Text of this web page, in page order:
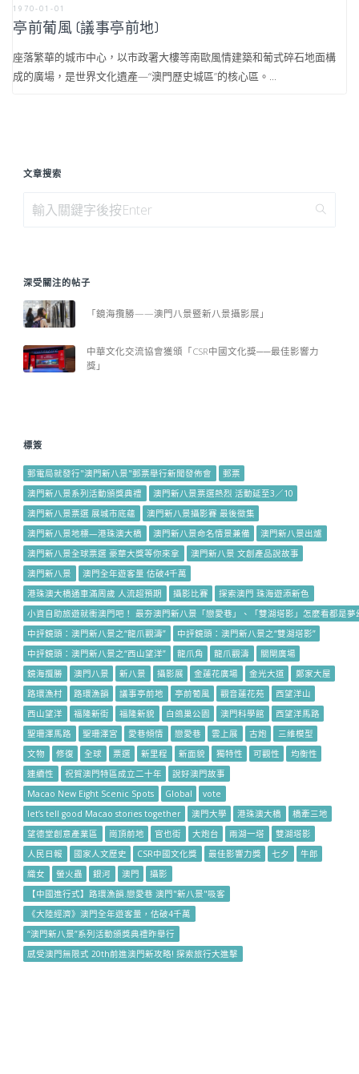
1970-01-01
亭前葡風 (議事亭前地)
座落繁華的城市中心，以市政署大樓等南歐風情建築和葡式碎石地面構
成的廣場，是世界文化遺產—“澳門歷史城區”的核心區。...
文章搜索
深受關注的帖子
「鏡海攬勝——澳門八景暨新八景攝影展」
中華文化交流協會獲頒「CSR中國文化獎──最佳影響力
獎」
標簽
郵電局就發行"澳門新八景"郵票舉行新聞發佈會
郵票
澳門新八景系列活動頒獎典禮
澳門新八景票選熱烈 活動延至3／10
澳門新八景票選 展城市底蘊
澳門新八景攝影賽 最後徵集
澳門新八景地標—港珠澳大橋
澳門新八景命名情景兼備
澳門新八景出爐
澳門新八景全球票選 豪華大獎等你來拿
澳門新八景 文創產品說故事
澳門新八景
澳門全年遊客量 估破4千萬
港珠澳大橋通車滿周歲 人流超預期
攝影比賽
探索澳門 珠海遊添新色
小資自助旅遊就衝澳門吧！ 最夯澳門新八景「戀愛巷」、「雙湖塔影」怎麼看都是夢
中評鏡頭：澳門新八景之“龍爪觀濤”
中評鏡頭：澳門新八景之“雙湖塔影”
中評鏡頭：澳門新八景之“西山望洋”
龍爪角 龍爪觀濤
關閘廣場
鏡海攬勝
澳門八景 新八景 攝影展 金蓮花廣場 金光大道
鄭家大屋
路環漁村
路環漁韻 議事亭前地 亭前葡風 觀音蓮花苑
西望洋山
西山望洋
福隆新街 福隆新貌 白鴿巢公園 澳門科學館
西望洋馬路
聖珊澤馬路
聖珊澤宮 愛巷傾情 戀愛巷 雲上展 古炮
三維模型
文物
修復 全球 票選 新里程 新面貌 獨特性 可觀性
均衡性
連續性
祝賀澳門特區成立二十年
說好澳門故事
Macao New Eight Scenic Spots
Global
vote
let’s tell good Macao stories together
澳門大學 港珠澳大橋
橋牽三地
望德堂創意產業區
崗頂前地 官也街 大炮台 兩湖一塔
雙湖塔影
人民日報
國家人文歷史 CSR中國文化獎 最佳影響力獎 七夕
牛郎
織女
螢火蟲 銀河 澳門
攝影
【中國進行式】路環漁韻.戀愛巷 澳門"新八景"吸客
《大陸經濟》澳門全年遊客量，估破4千萬
“澳門新八景”系列活動頒獎典禮昨舉行
感受澳門無限式 20th前進澳門新攻略! 探索旅行大進擊